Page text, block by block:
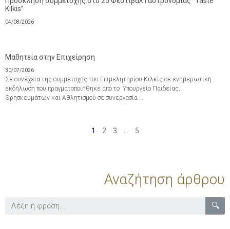
Kilkis”
04/08/2026
Μαθητεία στην Επιχείρηση
30/07/2026
Σε συνέχεια της συμμετοχής του Επιμελητηρίου Κιλκίς σε ενημερωτική
εκδήλωση που πραγματοποιήθηκε από το Υπουργείο Παιδείας,
Θρησκευμάτων και Αθλητισμού σε συνεργασία …
1 2 3 … 5
Αναζήτηση άρθρου
🔍